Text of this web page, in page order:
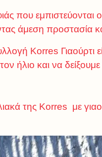
που εμπιστεύονται
άμεση προστασία
Κorres Γιαούρτι
ήλιο και να
της Korres με